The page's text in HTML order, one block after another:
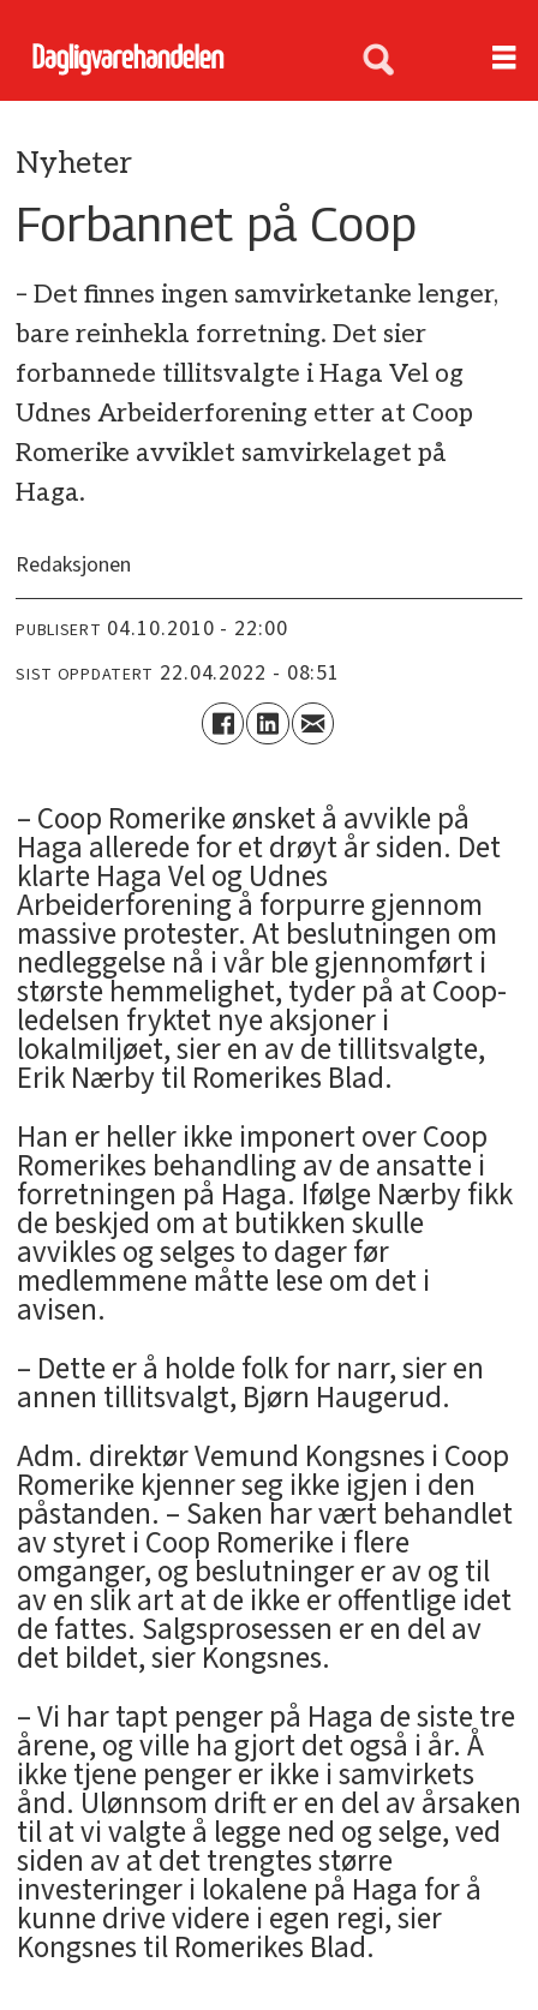
Nyheter
Forbannet på Coop
– Det finnes ingen samvirketanke lenger,
bare reinhekla forretning. Det sier
forbannede tillitsvalgte i Haga Vel og
Udnes Arbeiderforening etter at Coop
Romerike avviklet samvirkelaget på
Haga.
Redaksjonen
PUBLISERT 04.10.2010 - 22:00
SIST OPPDATERT 22.04.2022 - 08:51
– Coop Romerike ønsket å avvikle på
Haga allerede for et drøyt år siden. Det
klarte Haga Vel og Udnes
Arbeiderforening å forpurre gjennom
massive protester. At beslutningen om
nedleggelse nå i vår ble gjennomført i
største hemmelighet, tyder på at Coop-
ledelsen fryktet nye aksjoner i
lokalmiljøet, sier en av de tillitsvalgte,
Erik Nærby til Romerikes Blad.
Han er heller ikke imponert over Coop
Romerikes behandling av de ansatte i
forretningen på Haga. Ifølge Nærby fikk
de beskjed om at butikken skulle
avvikles og selges to dager før
medlemmene måtte lese om det i
avisen.
– Dette er å holde folk for narr, sier en
annen tillitsvalgt, Bjørn Haugerud.
Adm. direktør Vemund Kongsnes i Coop
Romerike kjenner seg ikke igjen i den
påstanden. – Saken har vært behandlet
av styret i Coop Romerike i flere
omganger, og beslutninger er av og til
av en slik art at de ikke er offentlige idet
de fattes. Salgsprosessen er en del av
det bildet, sier Kongsnes.
– Vi har tapt penger på Haga de siste tre
årene, og ville ha gjort det også i år. Å
ikke tjene penger er ikke i samvirkets
ånd. Ulønnsom drift er en del av årsaken
til at vi valgte å legge ned og selge, ved
siden av at det trengtes større
investeringer i lokalene på Haga for å
kunne drive videre i egen regi, sier
Kongsnes til Romerikes Blad.